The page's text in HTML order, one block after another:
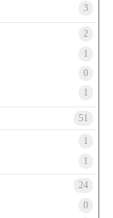
3
2
1
0
1
51
1
1
24
0